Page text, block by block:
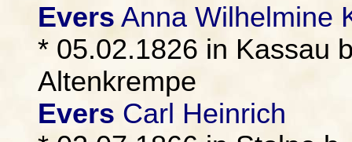
EversAnna Wilhelmine
* 05.02.1826 in Kassau
Altenkrempe
Evers Carl Heinrich